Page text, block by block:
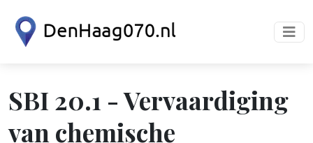
SBI 20.1 - Vervaardiging
van chemische